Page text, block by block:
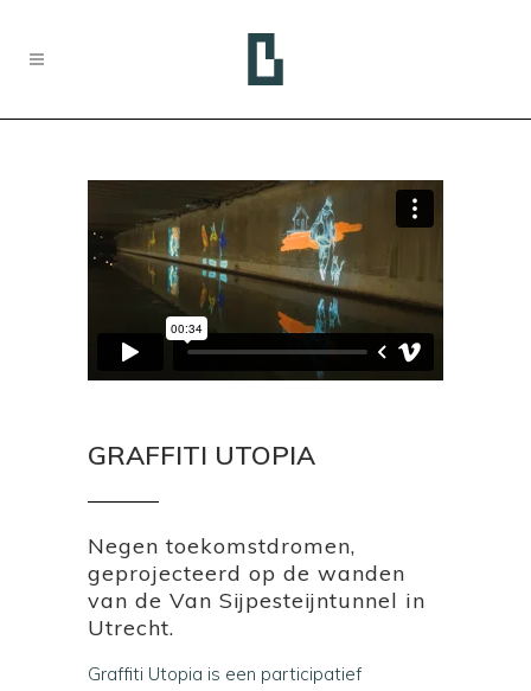
GRAFFITI UTOPIA
Negen toekomstdromen,
geprojecteerd op de wanden
van de Van Sijpesteijntunnel in
Utrecht.
Graffiti Utopia is een participatief